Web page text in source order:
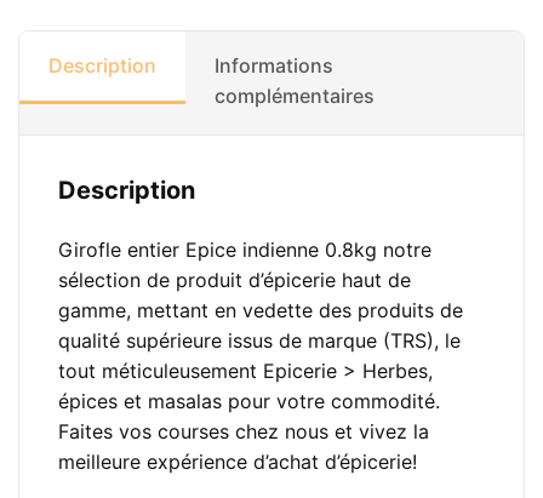
Description
Informations
complémentaires
Description
Girofle entier Epice indienne 0.8kg notre
sélection de produit d’épicerie haut de
gamme, mettant en vedette des produits de
qualité supérieure issus de marque (TRS), le
tout méticuleusement Epicerie > Herbes,
épices et masalas pour votre commodité.
Faites vos courses chez nous et vivez la
meilleure expérience d’achat d’épicerie!